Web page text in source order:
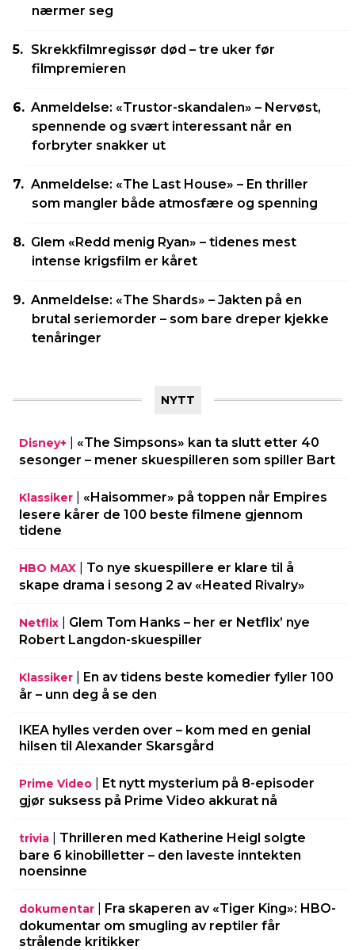
nærmer seg
Skrekkfilmregissør død – tre uker før
filmpremieren
Anmeldelse: «Trustor-skandalen» – Nervøst,
spennende og svært interessant når en
forbryter snakker ut
Anmeldelse: «The Last House» – En thriller
som mangler både atmosfære og spenning
Glem «Redd menig Ryan» – tidenes mest
intense krigsfilm er kåret
Anmeldelse: «The Shards» – Jakten på en
brutal seriemorder – som bare dreper kjekke
tenåringer
NYTT
Disney+
«The Simpsons» kan ta slutt etter 40
sesonger – mener skuespilleren som spiller Bart
Klassiker
«Haisommer» på toppen når Empires
lesere kårer de 100 beste filmene gjennom
tidene
HBO MAX
To nye skuespillere er klare til å
skape drama i sesong 2 av «Heated Rivalry»
Netflix
Glem Tom Hanks – her er Netflix’ nye
Robert Langdon-skuespiller
Klassiker
En av tidens beste komedier fyller 100
år – unn deg å se den
IKEA hylles verden over – kom med en genial
hilsen til Alexander Skarsgård
Prime Video
Et nytt mysterium på 8-episoder
gjør suksess på Prime Video akkurat nå
trivia
Thrilleren med Katherine Heigl solgte
bare 6 kinobilletter – den laveste inntekten
noensinne
dokumentar
Fra skaperen av «Tiger King»: HBO-
dokumentar om smugling av reptiler får
strålende kritikker